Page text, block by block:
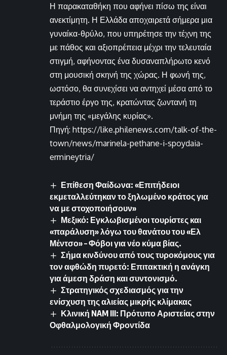
Η παρακαταθήκη που αφήνει πίσω της είναι
ανεκτίμητη. Η Ελλάδα αποχαιρετά σήμερα μια
γυναίκα-θρύλο, που υπηρέτησε την τέχνη της
με πάθος και αξιοπρέπεια μέχρι την τελευταία
στιγμή, αφήνοντας ένα δυσαναπλήρωτο κενό
στη μουσική σκηνή της χώρας. Η φωνή της,
ωστόσο, θα συνεχίσει να αντηχεί μέσα από το
τεράστιο έργο της, κρατώντας ζωντανή τη
μνήμη της «μεγάλης κυρίας».
Πηγή: https://like.philenews.com/talk-of-the-
town/news/marinela-pethane-i-spoydaia-
ermineytria/
Επίθεση Φαίδωνα: «Επιτήδειοι
εκμεταλλεύτηκαν το ξηλωμένο κράτος για
να με στοχοποιήσουν»
Μεξικό: Εγκλωβισμένοι τουρίστες και
«παράλυση» λόγω του θανάτου του «Ελ
Μέντσο» – Φόβοι για νέο κύμα βίας.
Σήμα κινδύνου από τους τυροκόμους για
τον αφθώδη πυρετό: Επιτακτική η ανάγκη
για άμεση δράση και συντονισμό.
Στρατηγικός σχεδιασμός για την
ενίσχυση της αλιείας μικρής κλίμακας
Κλινική NAM III: Πρότυπο Αριστείας στην
Οφθαλμολογική Φροντίδα